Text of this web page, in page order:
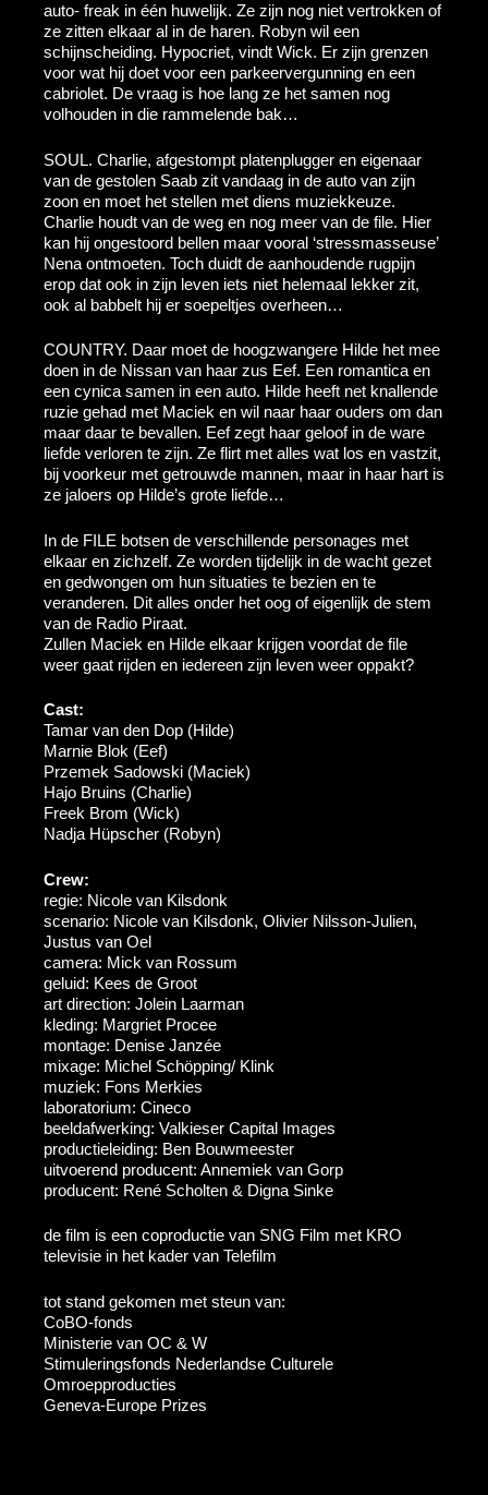
auto- freak in één huwelijk. Ze zijn nog niet vertrokken of
ze zitten elkaar al in de haren. Robyn wil een
schijnscheiding. Hypocriet, vindt Wick. Er zijn grenzen
voor wat hij doet voor een parkeervergunning en een
cabriolet. De vraag is hoe lang ze het samen nog
volhouden in die rammelende bak…
SOUL. Charlie, afgestompt platenplugger en eigenaar
van de gestolen Saab zit vandaag in de auto van zijn
zoon en moet het stellen met diens muziekkeuze.
Charlie houdt van de weg en nog meer van de file. Hier
kan hij ongestoord bellen maar vooral ‘stressmasseuse’
Nena ontmoeten. Toch duidt de aanhoudende rugpijn
erop dat ook in zijn leven iets niet helemaal lekker zit,
ook al babbelt hij er soepeltjes overheen…
COUNTRY. Daar moet de hoogzwangere Hilde het mee
doen in de Nissan van haar zus Eef. Een romantica en
een cynica samen in een auto. Hilde heeft net knallende
ruzie gehad met Maciek en wil naar haar ouders om dan
maar daar te bevallen. Eef zegt haar geloof in de ware
liefde verloren te zijn. Ze flirt met alles wat los en vastzit,
bij voorkeur met getrouwde mannen, maar in haar hart is
ze jaloers op Hilde’s grote liefde…
In de FILE botsen de verschillende personages met
elkaar en zichzelf. Ze worden tijdelijk in de wacht gezet
en gedwongen om hun situaties te bezien en te
veranderen. Dit alles onder het oog of eigenlijk de stem
van de Radio Piraat.
Zullen Maciek en Hilde elkaar krijgen voordat de file
weer gaat rijden en iedereen zijn leven weer oppakt?
Cast:
Tamar van den Dop (Hilde)
Marnie Blok (Eef)
Przemek Sadowski (Maciek)
Hajo Bruins (Charlie)
Freek Brom (Wick)
Nadja Hüpscher (Robyn)
Crew:
regie: Nicole van Kilsdonk
scenario: Nicole van Kilsdonk, Olivier Nilsson-Julien,
Justus van Oel
camera: Mick van Rossum
geluid: Kees de Groot
art direction: Jolein Laarman
kleding: Margriet Procee
montage: Denise Janzée
mixage: Michel Schöpping/ Klink
muziek: Fons Merkies
laboratorium: Cineco
beeldafwerking: Valkieser Capital Images
productieleiding: Ben Bouwmeester
uitvoerend producent: Annemiek van Gorp
producent: René Scholten & Digna Sinke
de film is een coproductie van SNG Film met KRO
televisie in het kader van Telefilm
tot stand gekomen met steun van:
CoBO-fonds
Ministerie van OC & W
Stimuleringsfonds Nederlandse Culturele
Omroepproducties
Geneva-Europe Prizes